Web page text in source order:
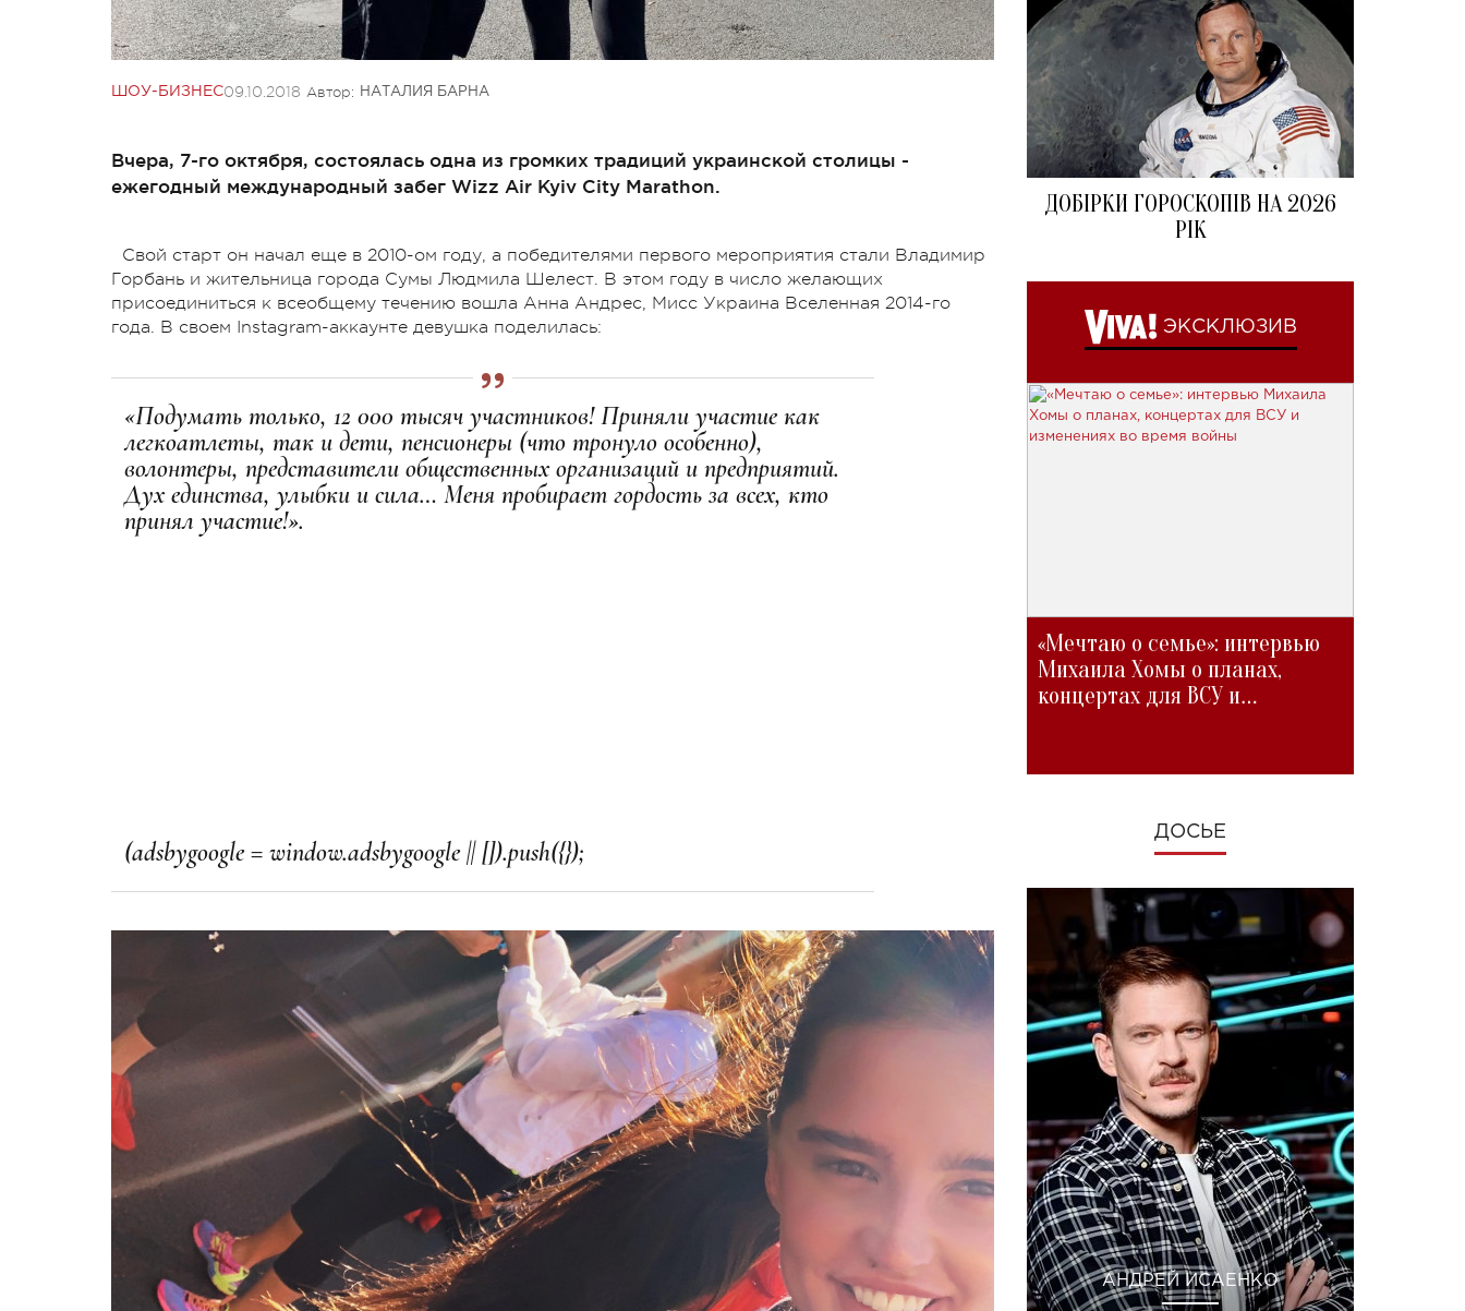
ШОУ-БИЗНЕС09.10.2018 Автор: НАТАЛИЯ БАРНА
Вчера, 7-го октября, состоялась одна из громких традиций украинской столицы -
ежегодный международный забег Wizz Air Kyiv City Marathon.
Свой старт он начал еще в 2010-ом году, а победителями первого мероприятия стали Владимир
Горбань и жительница города Сумы Людмила Шелест. В этом году в число желающих
присоединиться к всеобщему течению вошла Анна Андрес, Мисс Украина Вселенная 2014-го
года. В своем Instagram-аккаунте девушка поделилась:
«Подумать только, 12 000 тысяч участников! Приняли участие как
легкоатлеты, так и дети, пенсионеры (что тронуло особенно),
волонтеры, представители общественных организаций и предприятий.
Дух единства, улыбки и сила… Меня пробирает гордость за всех, кто
принял участие!».
ДОБІРКИ ГОРОСКОПІВ НА 2026
РІК
ЭКСКЛЮЗИВ
«Мечтаю о семье»: интервью
Михаила Хомы о планах,
концертах для ВСУ и
ДОСЬЕ
АНДРЕЙ ИСАЕНКО